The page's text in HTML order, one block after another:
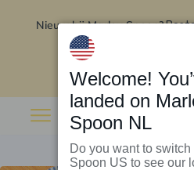
Nieuw bij Marley Spoon?
Welcome!
landed on
Spoon NL
Do you want to
Spoon US to see our